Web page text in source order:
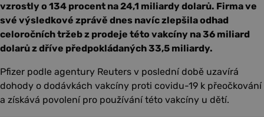
vzrostly o 134 procent na 24,1 miliardy dolarů. Firma ve
své výsledkové zprávě dnes navíc zlepšila odhad
celoročních tržeb z prodeje této vakcíny na 36 miliard
dolarů z dříve předpokládaných 33,5 miliardy.
Pfizer podle agentury Reuters v poslední době uzavírá
dohody o dodávkách vakcíny proti covidu-19 k přeočkování
a získává povolení pro používání této vakcíny u dětí.